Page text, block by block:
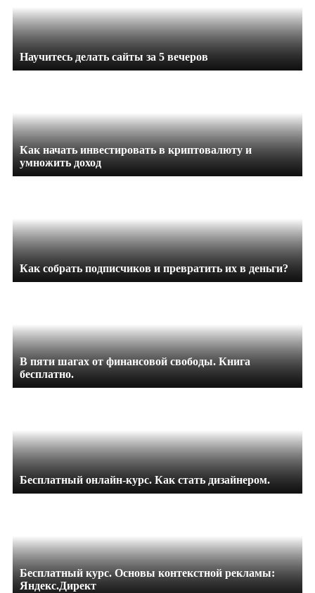
Научитесь делать сайты за 5 вечеров
Как начать инвестировать в криптовалюту и
умножить доход
Как собрать подписчиков и превратить их в деньги?
В пяти шагах от финансовой свободы. Книга
бесплатно.
Бесплатный онлайн-курс. Как стать дизайнером.
Бесплатный курс. Основы контекстной рекламы:
Яндекс.Директ